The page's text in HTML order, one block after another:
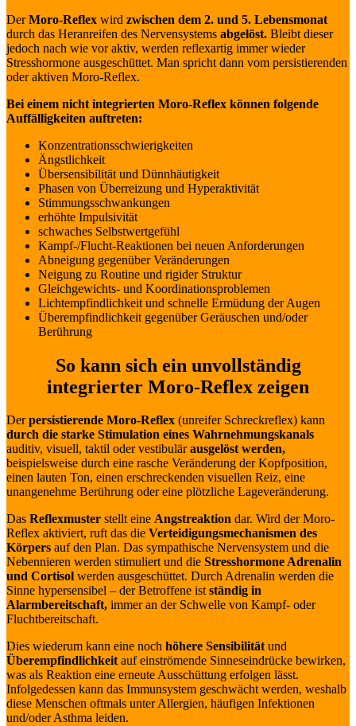
DerMoro-Reflex wird zwischen dem 2. und 5. Lebensmonat
durch das Heranreifen des Nervensystems abgelöst. Bleibt dieser
jedoch nach wie vor aktiv, werden reflexartig immer wieder
Stresshormone ausgeschüttet. Man spricht dann vom persistierenden
oder aktiven Moro-Reflex.
Bei einem nicht integrierten Moro-Reflex können folgende
Auffälligkeiten auftreten:
Konzentrationsschwierigkeiten
Ängstlichkeit
Übersensibilität und Dünnhäutigkeit
Phasen von Überreizung und Hyperaktivität
Stimmungsschwankungen
erhöhte Impulsivität
schwaches Selbstwertgefühl
Kampf-/Flucht-Reaktionen bei neuen Anforderungen
Abneigung gegenüber Veränderungen
Neigung zu Routine und rigider Struktur
Gleichgewichts- und Koordinationsproblemen
Lichtempfindlichkeit und schnelle Ermüdung der Augen
Überempfindlichkeit gegenüber Geräuschen und/oder
Berührung
So kann sich ein unvollständig
integrierter Moro-Reflex zeigen
Derpersistierende Moro-Reflex (unreifer Schreckreflex) kann
durch die starke Stimulation eines Wahrnehmungskanals
auditiv, visuell, taktil oder vestibulärausgelöst werden,
beispielsweise durch eine rasche Veränderung der Kopfposition,
einen lauten Ton, einen erschreckenden visuellen Reiz, eine
unangenehme Berührung oder eine plötzliche Lageveränderung.
Das Reflexmuster stellt eine Angstreaktion dar. Wird der Moro-
Reflex aktiviert, ruft das die Verteidigungsmechanismen des
Körpers auf den Plan. Das sympathische Nervensystem und die
Nebennieren werden stimuliert und die Stresshormone Adrenalin
und Cortisol werden ausgeschüttet. Durch Adrenalin werden die
Sinne hypersensibel – der Betroffene istständig in
Alarmbereitschaft, immer an der Schwelle von Kampf- oder
Fluchtbereitschaft.
Dies wiederum kann eine noch höhere Sensibilitätund
Überempfindlichkeitauf einströmende Sinneseindrücke bewirken,
was als Reaktion eine erneute Ausschüttung erfolgen lässt.
Infolgedessen kann das Immunsystem geschwächt werden, weshalb
diese Menschen oftmals unter Allergien, häufigen Infektionen
und/oder Asthma leiden.